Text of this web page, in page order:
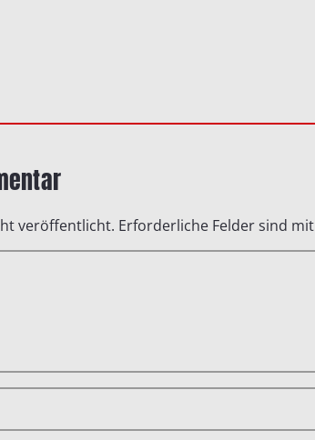
veröffentlicht. Erforderliche Felder sind mit